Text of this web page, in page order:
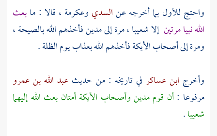
واحتج للأول بما أخرجه عنالسدي وعكرمة ، قالا : مابعث
الله نبيا مرتين إلاشعيبا ،مرة إلىمدينفأخذهم الله بالصيحة ،
ومرة إلىأصحاب الأيكةفأخذهم الله بعذاب يوم الظلة .
وأخرج ابن عساكر في تاريخه : من حديث عبد الله بن عمرو
مرفوعا :أن قوممدينوأصحاب الأيكةأمتان بعث الله إليهما
شعيبا.